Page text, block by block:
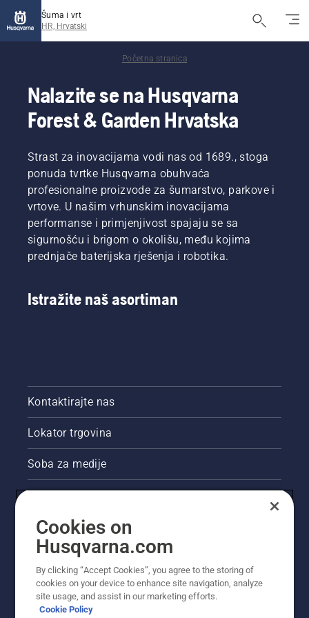
Šuma i vrt
HR, Hrvatski
Početna stranica
Nalazite se na Husqvarna
Forest & Garden Hrvatska
Strast za inovacijama vodi nas od 1689., stoga
ponuda tvrtke Husqvarna obuhvaća
profesionalne proizvode za šumarstvo, parkove i
vrtove. U našim vrhunskim inovacijama
performanse i primjenjivost spajaju se sa
sigurnošću i brigom o okolišu, među kojima
prednjače baterijska rješenja i robotika.
Istražite naš asortiman
Kontaktirajte nas
Lokator trgovina
Soba za medije
Akcije
Pravne informacije o proizvodu
Ostale stranice tvrtke Husqvarna
Cookies on
Husqvarna.com
By clicking “Accept Cookies”, you agree to the storing of
cookies on your device to enhance site navigation, analyze
site usage, and assist in our marketing efforts.
Cookie Policy